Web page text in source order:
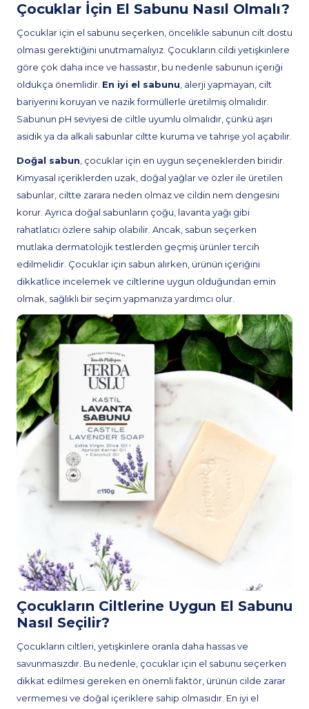
Çocuklar İçin El Sabunu Nasıl Olmalı?
Çocuklar için el sabunu seçerken, öncelikle sabunun cilt dostu
olması gerektiğini unutmamalıyız. Çocukların cildi yetişkinlere
göre çok daha ince ve hassastır, bu nedenle sabunun içeriği
oldukça önemlidir. En iyi el sabunu , alerji yapmayan, cilt
bariyerini koruyan ve nazik formüllerle üretilmiş olmalıdır.
Sabunun pH seviyesi de ciltle uyumlu olmalıdır, çünkü aşırı
asidik ya da alkali sabunlar ciltte kuruma ve tahrişe yol açabilir.
Doğal sabun , çocuklar için en uygun seçeneklerden biridir.
Kimyasal içeriklerden uzak, doğal yağlar ve özler ile üretilen
sabunlar, ciltte zarara neden olmaz ve cildin nem dengesini
korur. Ayrıca doğal sabunların çoğu, lavanta yağı gibi
rahatlatıcı özlere sahip olabilir. Ancak, sabun seçerken
mutlaka dermatolojik testlerden geçmiş ürünler tercih
edilmelidir. Çocuklar için sabun alırken, ürünün içeriğini
dikkatlice incelemek ve ciltlerine uygun olduğundan emin
olmak, sağlıklı bir seçim yapmanıza yardımcı olur.
Çocukların Ciltlerine Uygun El Sabunu
Nasıl Seçilir?
Çocukların ciltleri, yetişkinlere oranla daha hassas ve
savunmasızdır. Bu nedenle, çocuklar için el sabunu seçerken
dikkat edilmesi gereken en önemli faktör, ürünün cilde zarar
vermemesi ve doğal içeriklere sahip olmasıdır. En iyi el